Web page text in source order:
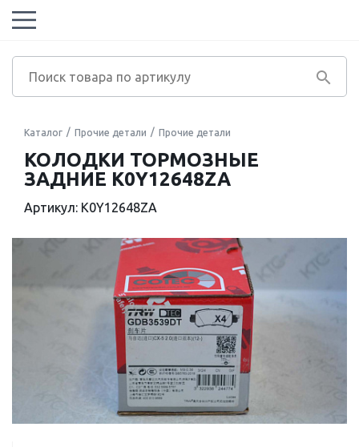
Каталог Прочие детали Прочие детали
КОЛОДКИ ТОРМОЗНЫЕ
ЗАДНИЕ K0Y12648ZA
Артикул: K0Y12648ZA